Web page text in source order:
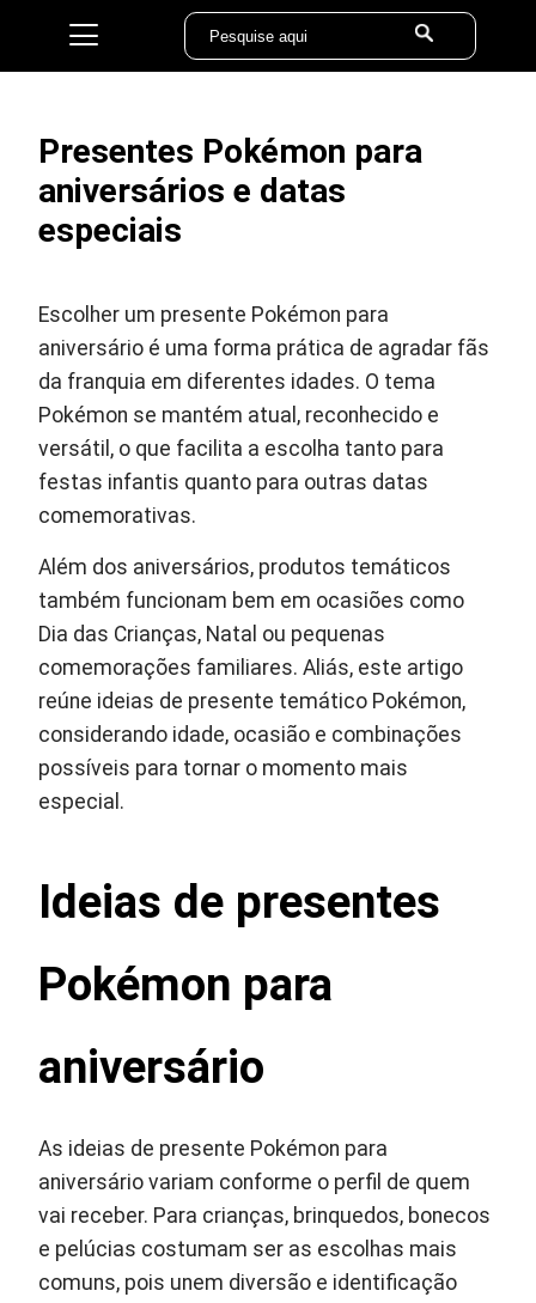
Presentes Pokémon para
aniversários e datas
especiais
Escolher um presente Pokémon para
aniversário é uma forma prática de agradar fãs
da franquia em diferentes idades. O tema
Pokémon se mantém atual, reconhecido e
versátil, o que facilita a escolha tanto para
festas infantis quanto para outras datas
comemorativas.
Além dos aniversários, produtos temáticos
também funcionam bem em ocasiões como
Dia das Crianças, Natal ou pequenas
comemorações familiares. Aliás, este artigo
reúne ideias de presente temático Pokémon,
considerando idade, ocasião e combinações
possíveis para tornar o momento mais
especial.
Ideias de presentes
Pokémon para
aniversário
As ideias de presente Pokémon para
aniversário variam conforme o perfil de quem
vai receber. Para crianças, brinquedos, bonecos
e pelúcias costumam ser as escolhas mais
comuns, pois unem diversão e identificação